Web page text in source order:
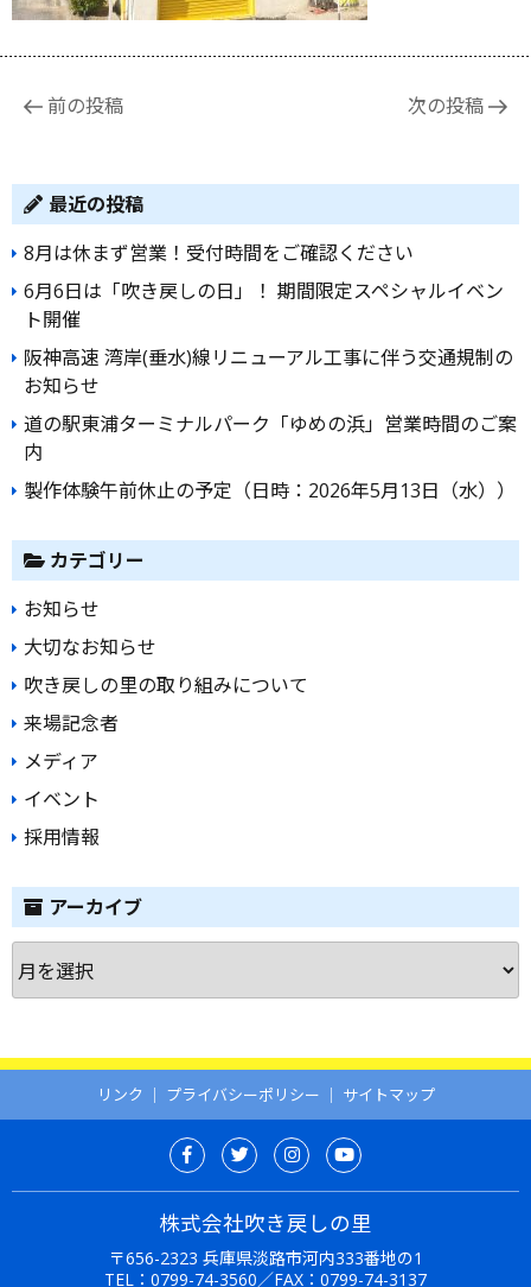
投
ビ
ゲ
ー
シ
ョ
ン
前の投稿 次の投稿
最近の投稿
8月は休まず営業！受付時間をご確認ください
6月6日は「吹き戻しの日」！ 期間限定スペシャルイベン
ト開催
阪神高速 湾岸(垂水)線リニューアル工事に伴う交通規制の
お知らせ
道の駅東浦ターミナルパーク「ゆめの浜」営業時間のご案
内
製作体験午前休止の予定（日時：2026年5月13日（水））
カテゴリー
お知らせ
大切なお知らせ
吹き戻しの里の取り組みについて
来場記念者
メディア
イベント
採用情報
アーカイブ
ー
ブ
リンク ｜ プライバシーポリシー ｜ サイトマップ
株式会社吹き戻しの里
〒656-2323 兵庫県淡路市河内333番地の1
TEL： 0799-74-3560／FAX：0799-74-3137